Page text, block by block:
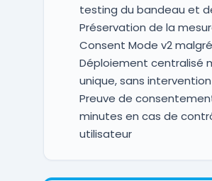
testing du bandeau et
Préservation de la
Consent Mode v2
Déploiement centralisé
unique, sans
Preuve de
minutes en cas de
utilisateur